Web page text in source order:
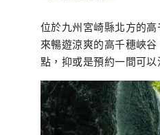
位於九州宮崎縣北方的
來暢遊涼爽的高千穗峽
點，抑或是預約一間可